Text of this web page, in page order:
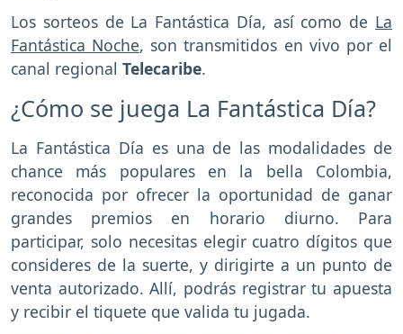
Los sorteos de La Fantástica Día, así como de La
Fantástica Noche, son transmitidos en vivo por el
canal regional Telecaribe.
¿Cómo se juega La Fantástica Día?
La Fantástica Día es una de las modalidades de
chance más populares en la bella Colombia,
reconocida por ofrecer la oportunidad de ganar
grandes premios en horario diurno. Para
participar, solo necesitas elegir cuatro dígitos que
consideres de la suerte, y dirigirte a un punto de
venta autorizado. Allí, podrás registrar tu apuesta
y recibir el tiquete que valida tu jugada.